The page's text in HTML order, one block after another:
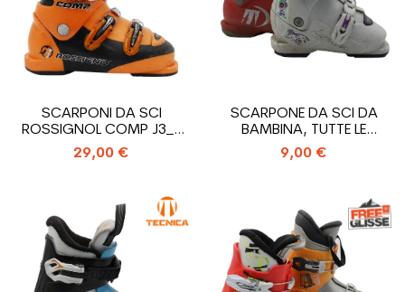
SCARPONI DA SCI
ROSSIGNOL COMP J3_3
GANCI
29,00 €
SCARPONE DA SCI DA
BAMBINA, TUTTE LE
MARCHE_2 GANCI
9,00 €